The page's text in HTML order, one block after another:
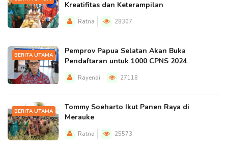
Kreatifitas dan Keterampilan
Ratna 28307
BERITA UTAMA
Pemprov Papua Selatan Akan Buka
Pendaftaran untuk 1000 CPNS 2024
Rayendi 27118
BERITA UTAMA
Tommy Soeharto Ikut Panen Raya di
Merauke
Ratna 25573